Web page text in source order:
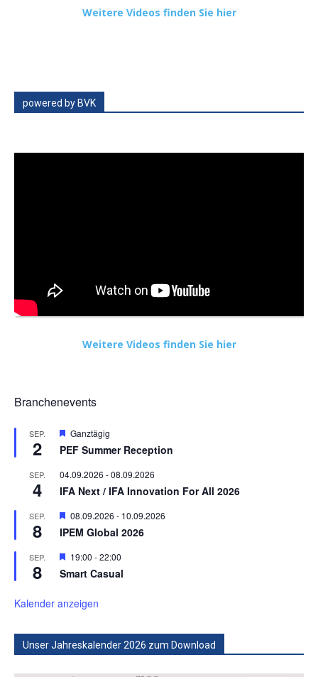
Weitere Videos finden Sie hier
powered by BVK
Weitere Videos finden Sie hier
Branchenevents
SEP.
2
Hervorgehoben
Ganztägig
PEF Summer Reception
SEP.
4
04.09.2026 -08.09.2026
IFA Next / IFA Innovation For All 2026
SEP.
8
Hervorgehoben
08.09.2026 - 10.09.2026
IPEM Global 2026
SEP.
8
Hervorgehoben
19:00 -22:00
Smart Casual
Kalender anzeigen
Unser Jahreskalender 2026 zum Download